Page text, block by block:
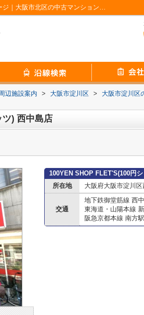
100YEN SHOP FLET'S(100円ショップフレッツ) 西中島店情報ページ｜大阪市北区の中古マンション｜株式会社ジェットシティーズ
辺施設案内 > 大阪市淀川区 > 大阪市淀川区
) 西中島店
100YEN SHOP FLET'S(100円
所在地
大阪府大阪市淀川
交通
地下鉄御堂筋線 西
東海道・山陽本線
阪急京都本線 南方駅